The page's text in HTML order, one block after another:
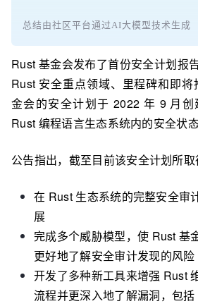
总结由社区平台通过AI大模型技术生成
Rust 基金会发布了首份安全计划报
Rust 安全重点领域、里程碑和即
金会的安全计划于 2022 年 9 月
Rust 编程语言生态系统内的安全状态
公告指出，截至目前该安全计划所取
在 Rust 生态系统的完整安全审
展
完成多个威胁模型，使 Rust 基
更好地了解安全审计发现的风险
开发了多种新工具来增强 Rust
流程并更深入地了解漏洞，包括